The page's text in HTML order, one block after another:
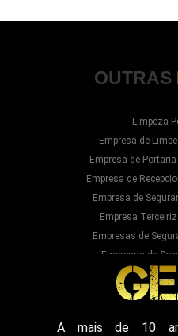
OUTRAS
Limpeza
Empresa de
Empresa de
Empresa de
Empresa de
Empresa
Empresas de
Empresas de
Empresas
Empresas Prestadoras
Prestação de
A mais de 10